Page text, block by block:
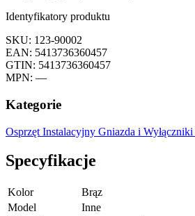
Identyfikatory produktu
SKU: 123-90002
EAN: 5413736360457
GTIN: 5413736360457
MPN: —
Kategorie
Osprzęt Instalacyjny Gniazda i Wyłączniki
Specyfikacje
Kolor
Brąz
Model
Inne